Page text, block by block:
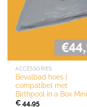
ACCESSORIES
Bevalbad hoes |
compatibel met
Birthpool in a Box Mini
€44,95